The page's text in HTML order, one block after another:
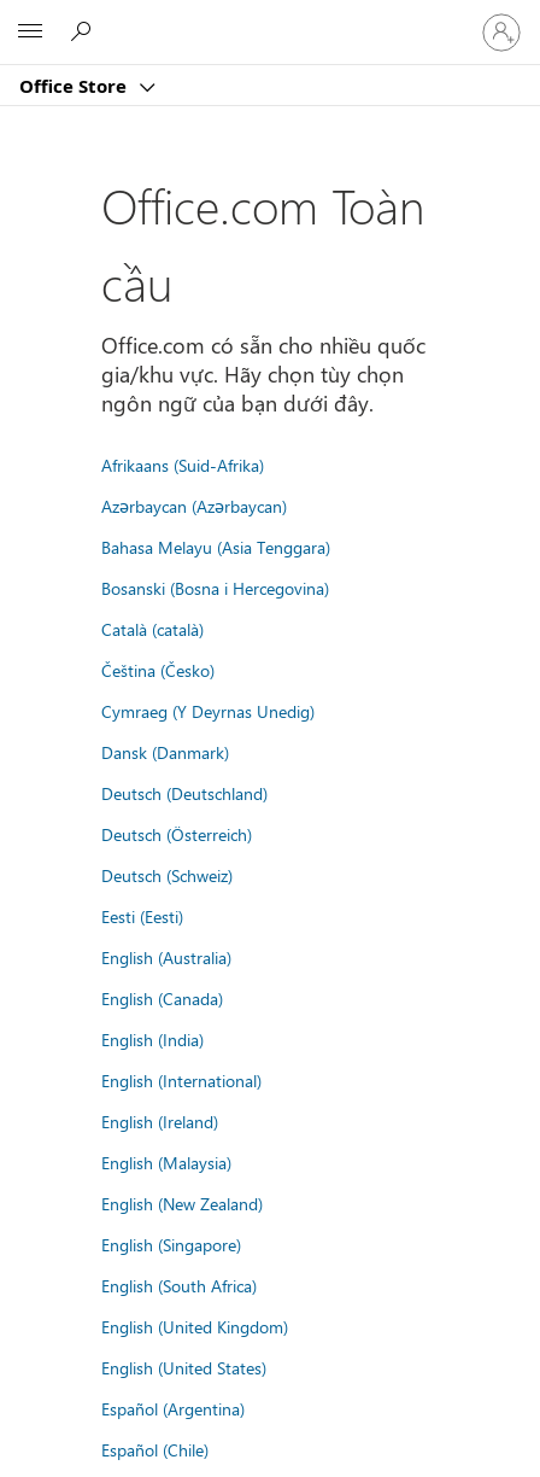
Office Store
Đăng
nhập
tài
của
Office.com Toàn
cầu
Office.com có sẵn cho nhiều quốc
gia/khu vực. Hãy chọn tùy chọn
ngôn ngữ của bạn dưới đây.
Afrikaans (Suid-Afrika)
Azərbaycan (Azərbaycan)
Bahasa Melayu (Asia Tenggara)
Bosanski (Bosna i Hercegovina)
Català (català)
Čeština (Česko)
Cymraeg (Y Deyrnas Unedig)
Dansk (Danmark)
Deutsch (Deutschland)
Deutsch (Österreich)
Deutsch (Schweiz)
Eesti (Eesti)
English (Australia)
English (Canada)
English (India)
English (International)
English (Ireland)
English (Malaysia)
English (New Zealand)
English (Singapore)
English (South Africa)
English (United Kingdom)
English (United States)
Español (Argentina)
Español (Chile)